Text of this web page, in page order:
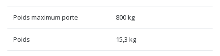
Poids maximum porte 800 kg
Poids 15,3 kg